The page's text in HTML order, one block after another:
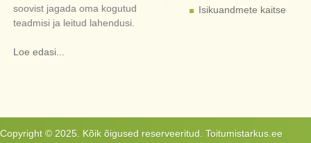
soovist jagada oma kogutud
teadmisi ja leitud lahendusi.
Loe edasi...
Isikuandmete kaitse
Copyright © 2025. Kõik õigused reserveeritud. Toitumistarkus.ee